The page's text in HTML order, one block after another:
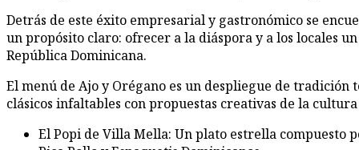
Detrás de este éxito empresarial y gastronómico se
un propósito claro: ofrecer a la diáspora y a los locales
República Dominicana.
El menú de Ajo y Orégano es un despliegue de
clásicos infaltables con propuestas creativas de la
El Popi de Villa Mella: Un plato estrella compuesto